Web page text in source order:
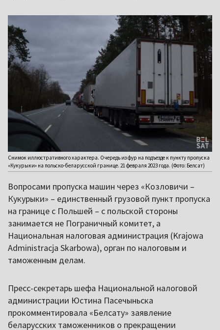
Снимок иллюстративного характера. Очередь из фур на подъезде к пункту пропуска
«Кукурыки» на польско-беларусской границе. 21 февраля 2023 года. (Фото: Белсат)
Вопросами пропуска машин через «Козловичи –
Кукурыки» – единственный грузовой пункт пропуска
на границе с Польшей – с польской стороны
занимается не Пограничный комитет, а
Национальная налоговая администрация (Krajowa
Administracja Skarbowa), орган по налоговым и
таможенным делам.
Пресс-секретарь шефа Национальной налоговой
администрации Юстина Пасечыньска
прокомментировала «Белсату» заявление
беларусских таможенников о прекращении